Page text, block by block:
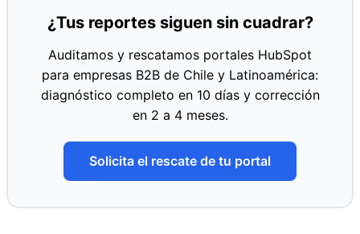
¿Tus reportes siguen sin cuadrar?
Auditamos y rescatamos portales HubSpot
para empresas B2B de Chile y Latinoamérica:
diagnóstico completo en 10 días y corrección
en 2 a 4 meses.
Solicita el rescate de tu portal